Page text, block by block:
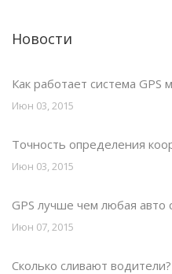
Новости
Как работает система GPS
Июн 03, 2015
Точность определения
Июн 03, 2015
GPS лучше чем любая авто
Июн 07, 2015
Сколько сливают водители?